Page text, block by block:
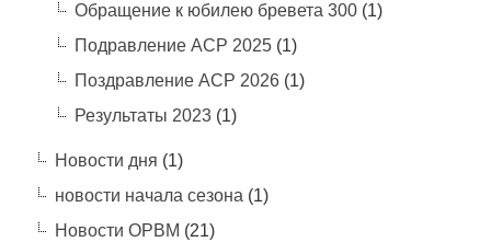
Обращение к юбилею бревета 300(1)
Подравление АСР 2025(1)
Поздравление АСР 2026(1)
Результаты 2023(1)
Новости дня (1)
новости начала сезона (1)
Новости ОРВМ (21)